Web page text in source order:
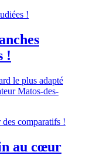
!
le plus adapté
Matos-des-
au cœur